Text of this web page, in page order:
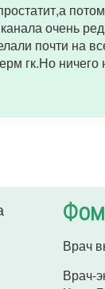
очень
почти на
гк.Но ничего
Врач
Врач-